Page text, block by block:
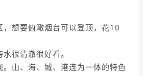
想要俯瞰烟台可以登顶，花10
很清澈很好看。
山、海、城、港连为一体的特色